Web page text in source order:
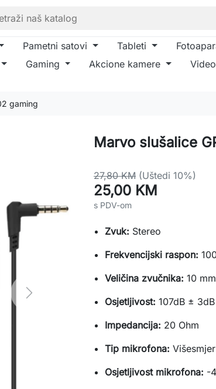
Pametni satovi Tableti
Gaming Akcione kamere
gaming
Next
Marvo slušalice
27,80 KM (Uštedi 10%)
25,00 KM
s PDV-om
Zvuk: Stereo
Frekvencijski raspon:
Veličina zvučnika: 10 mm
Osjetljivost: 107dB ± 3dB
Impedancija: 20 Ohm
Tip mikrofona:
Osjetljivost mikrofona: -